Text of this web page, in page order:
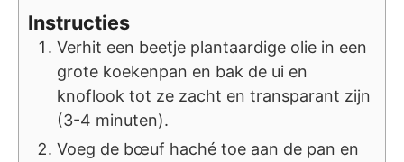
Instructies
Verhit een beetje plantaardige olie in een
grote koekenpan en bak de ui en
knoflook tot ze zacht en transparant zijn
(3-4 minuten).
Voeg de bœuf haché toe aan de pan en